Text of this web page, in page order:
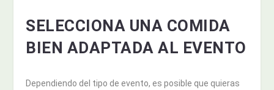
SELECCIONA UNA COMIDA
BIEN ADAPTADA AL EVENTO
Dependiendo del tipo de evento, es posible que quieras